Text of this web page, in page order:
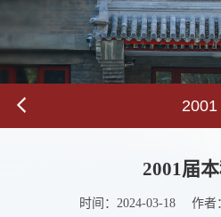
2001
2001届
时间： 2024-03-18 作者：